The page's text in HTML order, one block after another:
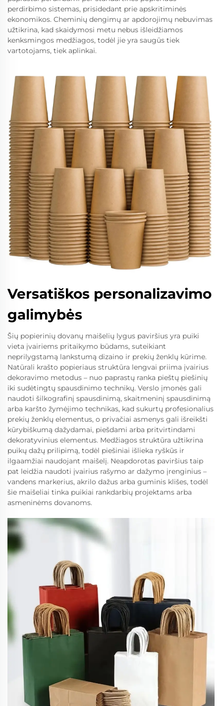
perdirbimo sistemas, prisidedant prie apskritiminės
ekonomikos. Cheminių dengimų ar apdorojimų nebuvimas
užtikrina, kad skaidymosi metu nebus išleidžiamos
kenksmingos medžiagos, todėl jie yra saugūs tiek
vartotojams, tiek aplinkai.
Versatiškos personalizavimo
galimybės
Šių popierinių dovanų maišelių lygus paviršius yra puiki
vieta įvairiems pritaikymo būdams, suteikiant
neprilygstamą lankstumą dizaino ir prekių ženklų kūrime.
Natūrali krašto popieriaus struktūra lengvai priima įvairius
dekoravimo metodus – nuo paprastų ranka pieštų piešinių
iki sudėtingtų spausdinimo technikų. Verslo įmonės gali
naudoti šilkografinį spausdinimą, skaitmeninį spausdinimą
arba karšto žymėjimo technikas, kad sukurtų profesionalius
prekių ženklų elementus, o privačiai asmenys gali išreikšti
kūrybiškumą dažydamai, piešdami arba pritvirtindami
dekoratyvinius elementus. Medžiagos struktūra užtikrina
puikų dažų prilipimą, todėl piešiniai išlieka ryškūs ir
ilgaamžiai naudojant maišelį. Neapdorotas paviršius taip
pat leidžia naudoti įvairius rašymo ar dažymo įrenginius –
vandens markerius, akrilo dažus arba guminis klišes, todėl
šie maišeliai tinka puikiai rankdarbių projektams arba
asmeninėms dovanoms.